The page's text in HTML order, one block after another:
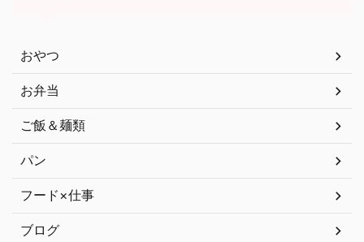
おやつ
お弁当
ご飯＆麺類
パン
フード×仕事
ブログ